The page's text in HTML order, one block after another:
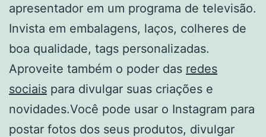
apresentador em um programa de televisão.
Invista em embalagens, laços, colheres de
boa qualidade, tags personalizadas.
Aproveite também o poder das redes
sociais para divulgar suas criações e
novidades.Você pode usar o Instagram para
postar fotos dos seus produtos, divulgar